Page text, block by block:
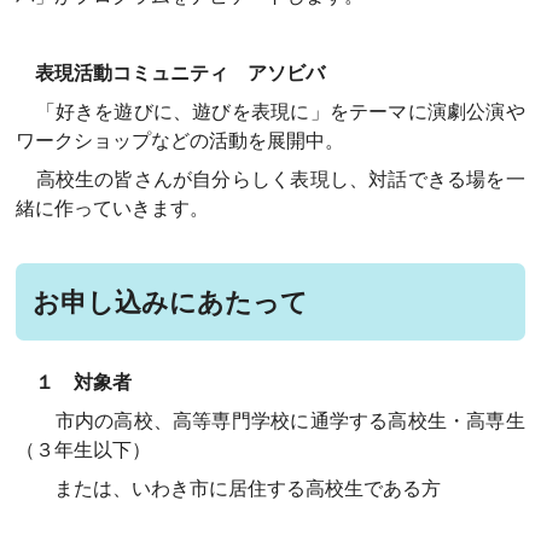
表現活動コミュニティ アソビバ
「好きを遊びに、遊びを表現に」をテーマに演劇公演や
ワークショップなどの活動を展開中。
高校生の皆さんが自分らしく表現し、対話できる場を一
緒に作っていきます。
お申し込みにあたって
１ 対象者
市内の高校、高等専門学校に通学する高校生・高専生
（３年生以下）
または、いわき市に居住する高校生である方